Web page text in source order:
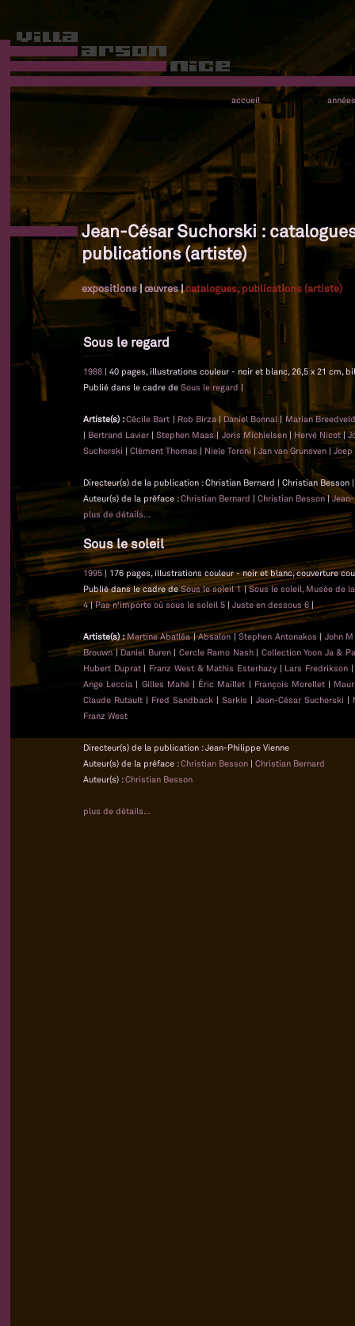
accueil années
Jean-César Suchorski :
publications (artiste)
expositions|œuvres|catalogues, publications (artiste)
Sous le regard
1988 | 40 pages, illustrations couleur - noir et blanc, 26,5 x 21 cm,
Publié dans le cadre de Sous le regard |
Artiste(s) :Cécile Bart | Rob Birza | Daniel Bonnal | Marian Breedveld
| Bertrand Lavier |Stephen Maas|Joris Michielsen| Hervé Nicot|
Suchorski | Clément Thomas | Niele Toroni | Jan van Grunsven |Joep
Directeur(s) de la publication : Christian Bernard | Christian Besson
Auteur(s) de la préface :Christian Bernard | Christian Besson|
plus de détails...
Sous le soleil
1995 | 176 pages, illustrations couleur - noir et blanc, couverture
Publié dans le cadre deSous le soleil 1|Sous le soleil, Musée de
4|Pas n'importe où sous le soleil 5 | Juste en dessous 6 |
Artiste(s) :Martine Aballéa|Absalon|Stephen Antonakos | John
Brouwn|Daniel Buren| Cercle Ramo Nash| Collection Yoon Ja &
Hubert Duprat| Franz West & Mathis Esterhazy| Lars Fredrikson
Ange Leccia | Gilles Mahé| Éric Maillet | François Morellet|
Claude Rutault| Fred Sandback| Sarkis | Jean-César Suchorski |
Franz West
Directeur(s) de la publication : Jean-Philippe Vienne
Auteur(s) de la préface :Christian Besson | Christian Bernard
Auteur(s) :Christian Besson
plus de détails...